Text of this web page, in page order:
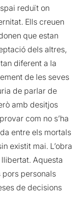
reduït on
Ells creuen
que estan
dels altres,
diferent a la
de les seves
de parlar de
amb desitjos
com no s’ha
entre els mortals
existit mai. L’obra
Aquesta
pors personals
de decisions